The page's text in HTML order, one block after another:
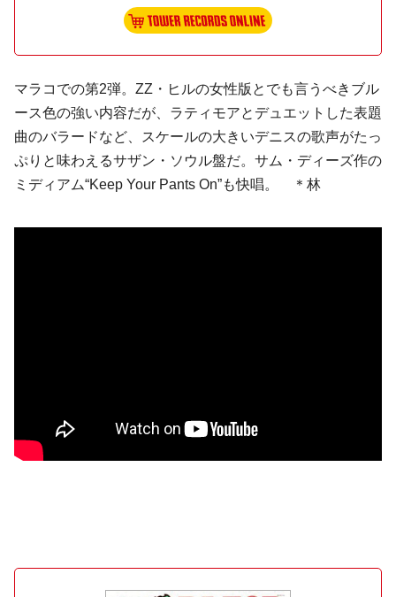
マラコでの第2弾。ZZ・ヒルの女性版とでも言うべきブル
ース色の強い内容だが、 ラティモアとデュエットした表題
曲のバラードなど、スケールの大きいデニスの歌声がたっ
ぷりと味わえるサザン・ソウル盤だ。 サム・ディーズ作の
ミディアム“Keep Your Pants On”も快唱。 ＊林